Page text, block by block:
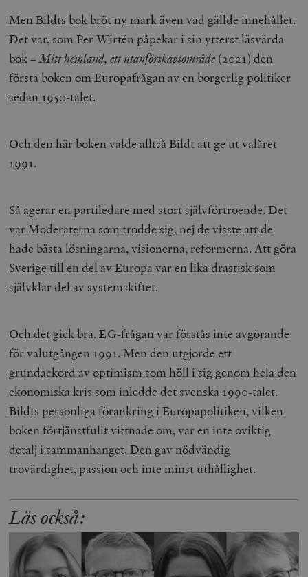
Men Bildts bok bröt ny mark även vad gällde innehållet.
Det var, som Per Wirtén påpekar i sin ytterst läsvärda
bok –Mitt hemland, ett utanförskapsområde (2021) den
första boken om Europafrågan av en borgerlig politiker
sedan 1950-talet.
Och den här boken valde alltså Bildt att ge ut valåret
1991.
Så agerar en partiledare med stort självförtroende. Det
var Moderaterna som trodde sig, nej de visste att de
hade bästa lösningarna, visionerna, reformerna. Att göra
Sverige till en del av Europa var en lika drastisk som
självklar del av systemskiftet.
Och det gick bra. EG-frågan var förstås inte avgörande
för valutgången 1991. Men den utgjorde ett
grundackord av optimism som höll i sig genom hela den
ekonomiska kris som inledde det svenska 1990-talet.
Bildts personliga förankring i Europapolitiken, vilken
boken förtjänstfullt vittnade om, var en inte oviktig
detalj i sammanhanget. Den gav nödvändig
trovärdighet, passion och inte minst uthållighet.
Läs också: